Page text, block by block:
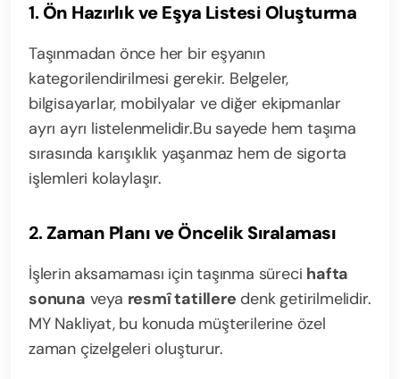
1.Ön Hazırlık ve Eşya Listesi Oluşturma
Taşınmadan önce her bir eşyanın
kategorilendirilmesi gerekir. Belgeler,
bilgisayarlar, mobilyalar ve diğer ekipmanlar
ayrı ayrı listelenmelidir.Bu sayede hem taşıma
sırasında karışıklık yaşanmaz hem de sigorta
işlemleri kolaylaşır.
2.Zaman Planı ve Öncelik Sıralaması
İşlerin aksamaması için taşınma süreci hafta
sonuna veya resmî tatillere denk getirilmelidir.
MY Nakliyat, bu konuda müşterilerine özel
zaman çizelgeleri oluşturur.